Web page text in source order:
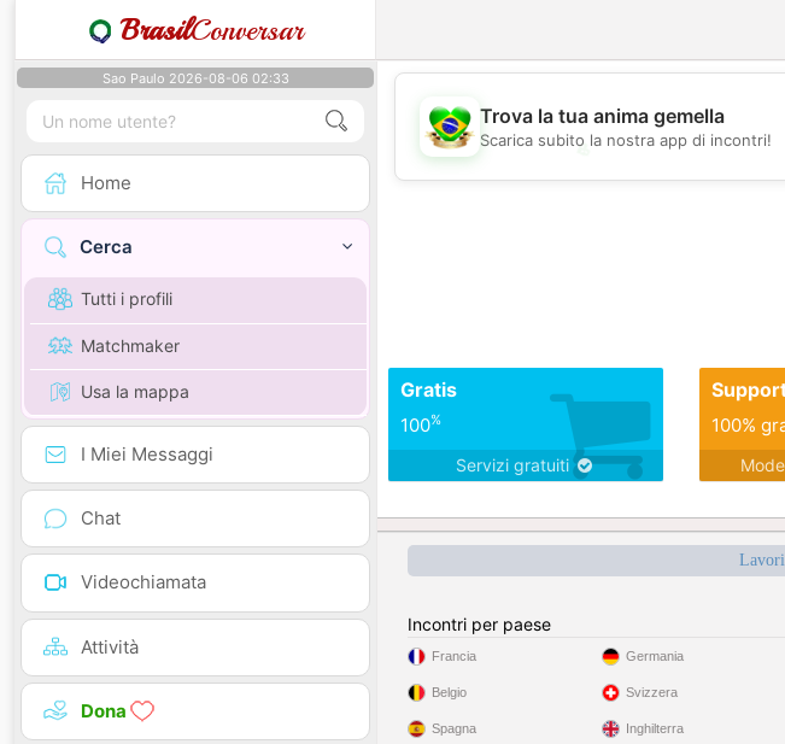
BrasilConversar
Sao Paulo 2026-08-06 02:33
Home
Cerca
Tutti i profili
Matchmaker
Usa la mappa
I Miei Messaggi
Chat
Videochiamata
Attività
Dona
💖
Trova la tua anima gemella
Scarica subito la nostra app di incontri!
Gratis
100%
Servizi gratuiti
100%
Incontri per paese
Francia
Belgio
Spagna
Germania
Svizzera
Inghilterra